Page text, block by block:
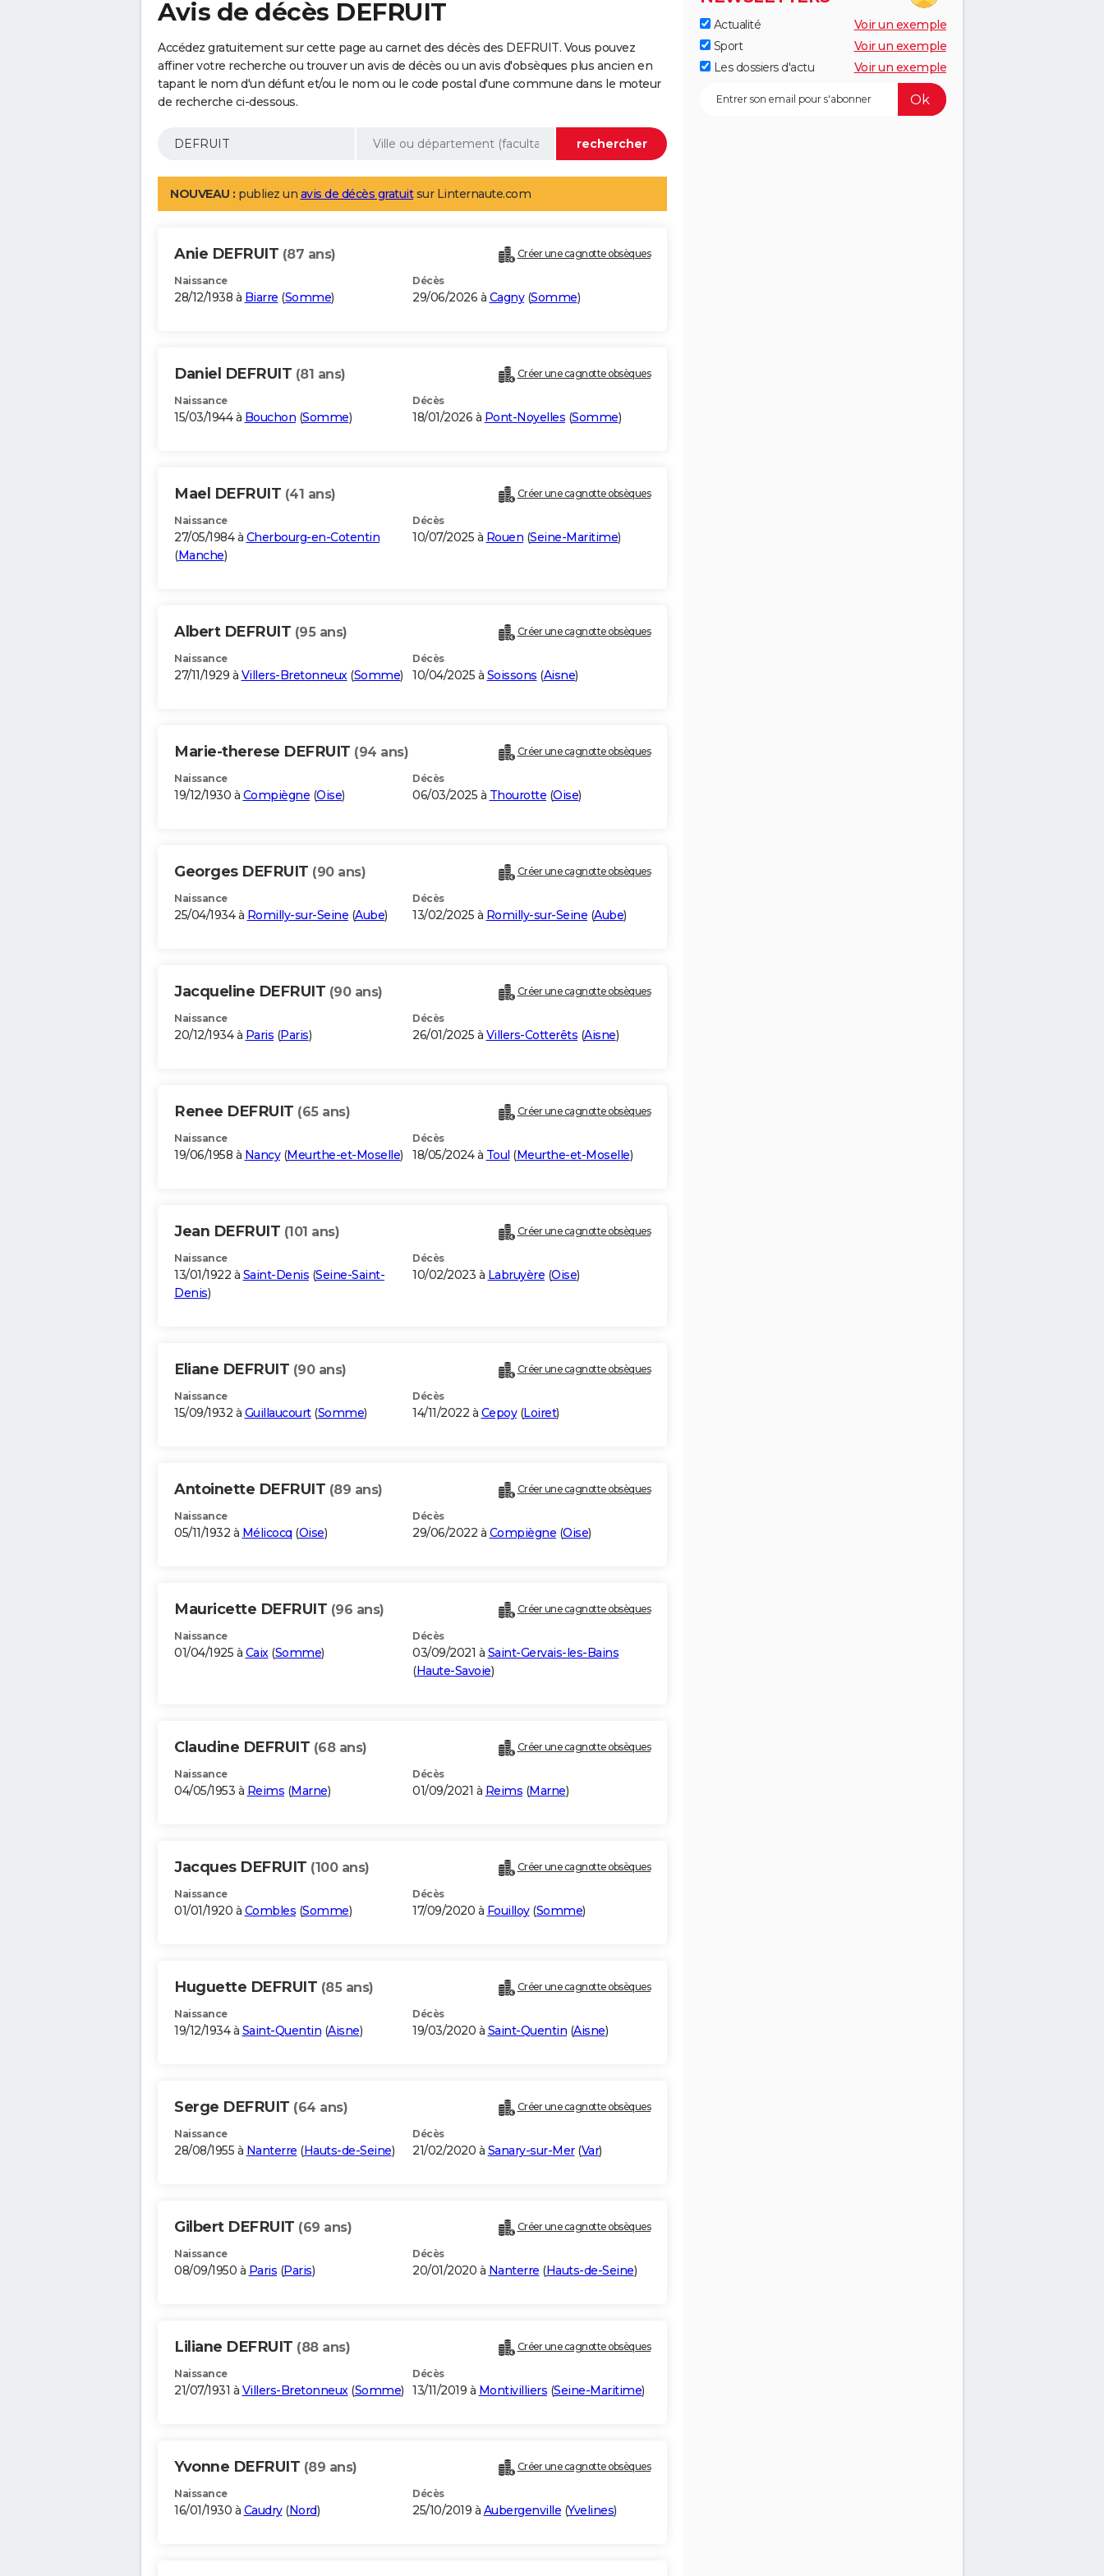
Avis de décès DEFRUIT
Accédez gratuitement sur cette page au carnet des décès des DEFRUIT. Vous pouvez
affiner votre recherche ou trouver un avis de décès ou un avis d'obsèques plus ancien en
tapant le nom d'un défunt et/ou le nom ou le code postal d'une commune dans le moteur
de recherche ci-dessous.
NOUVEAU : publiez un avis de décès gratuitsur Linternaute.com
Anie DEFRUIT (87 ans) Créer une cagnotte obsèques
Naissance
28/12/1938 à Biarre (Somme)
Décès
29/06/2026 à Cagny(Somme)
Daniel DEFRUIT (81 ans) Créer une cagnotte obsèques
Naissance
15/03/1944 à Bouchon (Somme)
Décès
18/01/2026 à Pont-Noyelles (Somme)
Mael DEFRUIT (41 ans) Créer une cagnotte obsèques
Naissance
27/05/1984 à Cherbourg-en-Cotentin
(Manche)
Décès
10/07/2025 à Rouen (Seine-Maritime)
Albert DEFRUIT (95 ans) Créer une cagnotte obsèques
Naissance
27/11/1929 à Villers-Bretonneux(Somme)
Décès
10/04/2025 à Soissons (Aisne)
Marie-therese DEFRUIT (94 ans) Créer une cagnotte obsèques
Naissance
19/12/1930 à Compiègne (Oise)
Décès
06/03/2025 à Thourotte (Oise)
Georges DEFRUIT (90 ans) Créer une cagnotte obsèques
Naissance
25/04/1934 à Romilly-sur-Seine (Aube)
Décès
13/02/2025 à Romilly-sur-Seine (Aube)
Jacqueline DEFRUIT (90 ans) Créer une cagnotte obsèques
Naissance
20/12/1934 à Paris (Paris)
Décès
26/01/2025 à Villers-Cotterêts (Aisne)
Renee DEFRUIT (65 ans) Créer une cagnotte obsèques
Naissance
19/06/1958 à Nancy(Meurthe-et-Moselle)
Décès
18/05/2024 à Toul (Meurthe-et-Moselle)
Jean DEFRUIT (101 ans) Créer une cagnotte obsèques
Naissance
13/01/1922 à Saint-Denis (Seine-Saint-
Denis)
Décès
10/02/2023 à Labruyère (Oise)
Eliane DEFRUIT (90 ans) Créer une cagnotte obsèques
Naissance
15/09/1932 à Guillaucourt(Somme)
Décès
14/11/2022 à Cepoy(Loiret)
Antoinette DEFRUIT (89 ans) Créer une cagnotte obsèques
Naissance
05/11/1932 à Mélicocq (Oise)
Décès
29/06/2022 à Compiègne (Oise)
Mauricette DEFRUIT (96 ans) Créer une cagnotte obsèques
Naissance
01/04/1925 à Caix(Somme)
Décès
03/09/2021 à Saint-Gervais-les-Bains
(Haute-Savoie)
Claudine DEFRUIT (68 ans) Créer une cagnotte obsèques
Naissance
04/05/1953 à Reims (Marne)
Décès
01/09/2021 à Reims (Marne)
Jacques DEFRUIT (100 ans) Créer une cagnotte obsèques
Naissance
01/01/1920 à Combles (Somme)
Décès
17/09/2020 à Fouilloy(Somme)
Huguette DEFRUIT (85 ans) Créer une cagnotte obsèques
Naissance
19/12/1934 à Saint-Quentin (Aisne)
Décès
19/03/2020 à Saint-Quentin (Aisne)
Serge DEFRUIT (64 ans) Créer une cagnotte obsèques
Naissance
28/08/1955 à Nanterre (Hauts-de-Seine)
Décès
21/02/2020 à Sanary-sur-Mer(Var)
Gilbert DEFRUIT (69 ans) Créer une cagnotte obsèques
Naissance
08/09/1950 à Paris (Paris)
Décès
20/01/2020 à Nanterre (Hauts-de-Seine)
Liliane DEFRUIT (88 ans) Créer une cagnotte obsèques
Naissance
21/07/1931 à Villers-Bretonneux(Somme)
Décès
13/11/2019 à Montivilliers (Seine-Maritime)
Yvonne DEFRUIT (89 ans) Créer une cagnotte obsèques
Naissance
16/01/1930 à Caudry(Nord)
Décès
25/10/2019 à Aubergenville (Yvelines)
Actualité
Voir un exemple
Sport
Voir un exemple
Les dossiers d'actu
Voir un exemple